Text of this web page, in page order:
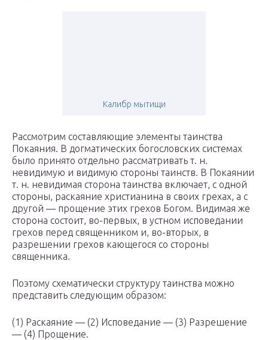
Калибр мытищи
Рассмотрим составляющие элементы таинства
Покаяния. В догматических богословских системах
было принято отдельно рассматривать т. н.
невидимую и видимую стороны таинств. В Покаянии
т. н. невидимая сторона таинства включает, с одной
стороны, раскаяние христианина в своих грехах, а с
другой — прощение этих грехов Богом. Видимая же
сторона состоит, во-первых, в устном исповедании
грехов перед священником и, во-вторых, в
разрешении грехов кающегося со стороны
священника.
Поэтому схематически структуру таинства можно
представить следующим образом:
(1) Раскаяние — (2) Исповедание — (3) Разрешение
— (4) Прощение.